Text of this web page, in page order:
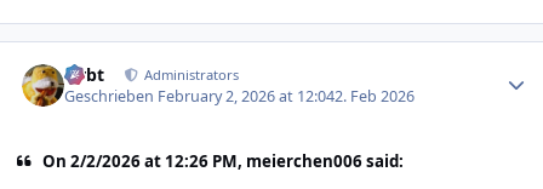
rtrbt Administrators
Geschrieben February 2, 2026 at 12:042. Feb 2026
On 2/2/2026 at 12:26 PM, meierchen006 said: